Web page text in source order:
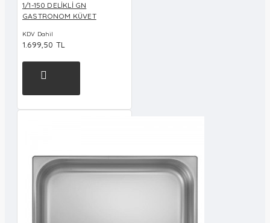
1/1-150 DELİKLİ GN
GASTRONOM KÜVET
KDV Dahil
1.699,50 TL